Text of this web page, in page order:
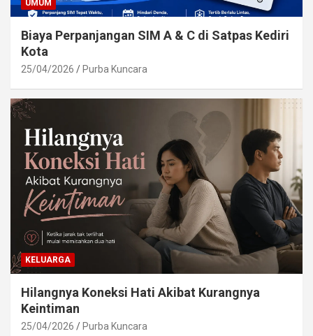
UMUM
Biaya Perpanjangan SIM A & C di Satpas Kediri
Kota
25/04/2026 Purba Kuncara
KELUARGA
Hilangnya Koneksi Hati Akibat Kurangnya
Keintiman
25/04/2026 Purba Kuncara